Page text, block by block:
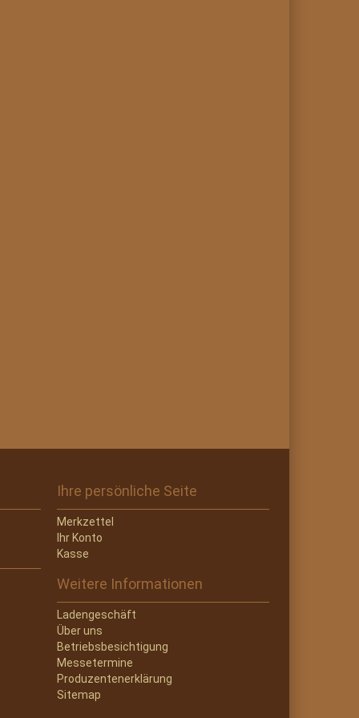
Ihre persönliche Seite
Merkzettel
Ihr Konto
Kasse
Weitere Informationen
Ladengeschäft
Über uns
Betriebsbesichtigung
Messetermine
Produzentenerklärung
Sitemap